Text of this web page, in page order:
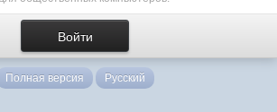
Полная версия Русский